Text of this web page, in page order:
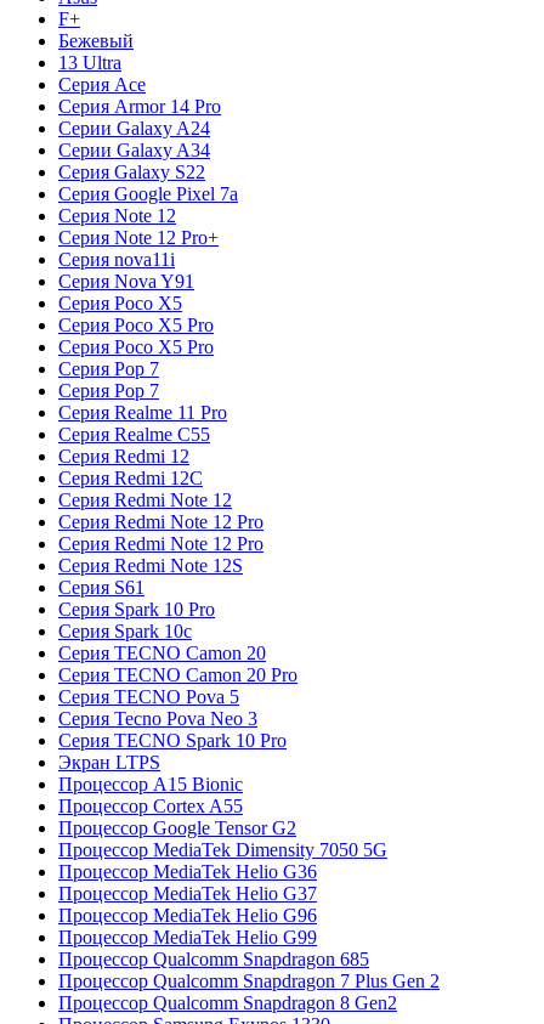
F+
Бежевый
13 Ultra
Серия Ace
Серия Armor 14 Pro
Серии Galaxy A24
Серии Galaxy A34
Серия Galaxy S22
Серия Google Pixel 7a
Серия Note 12
Серия Note 12 Pro+
Серия nova11i
Серия Nova Y91
Серия Poco X5
Серия Poco X5 Pro
Серия Poco X5 Pro
Серия Pop 7
Серия Pop 7
Серия Realme 11 Pro
Серия Realme C55
Серия Redmi 12
Серия Redmi 12C
Серия Redmi Note 12
Серия Redmi Note 12 Pro
Серия Redmi Note 12 Pro
Серия Redmi Note 12S
Серия S61
Серия Spark 10 Pro
Серия Spark 10c
Серия TECNO Camon 20
Серия TECNO Camon 20 Pro
Серия TECNO Pova 5
Серия Tecno Pova Neo 3
Серия TECNO Spark 10 Pro
Экран LTPS
Процессор A15 Bionic
Процессор Cortex A55
Процессор Google Tensor G2
Процессор MediaTek Dimensity 7050 5G
Процессор MediaTek Helio G36
Процессор MediaTek Helio G37
Процессор MediaTek Helio G96
Процессор MediaTek Helio G99
Процессор Qualcomm Snapdragon 685
Процессор Qualcomm Snapdragon 7 Plus Gen 2
Процессор Qualcomm Snapdragon 8 Gen2